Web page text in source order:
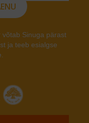
võtab Sinuga pärast
ja teeb esialgse